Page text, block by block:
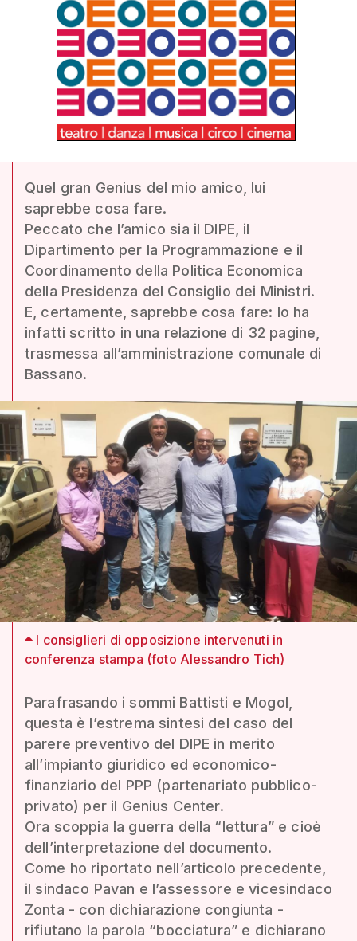
Quel gran Genius del mio amico, lui
saprebbe cosa fare.
Peccato che l’amico sia il DIPE, il
Dipartimento per la Programmazione e il
Coordinamento della Politica Economica
della Presidenza del Consiglio dei Ministri.
E, certamente, saprebbe cosa fare: lo ha
infatti scritto in una relazione di 32 pagine,
trasmessa all’amministrazione comunale di
Bassano.
I consiglieri di opposizione intervenuti in
conferenza stampa (foto Alessandro Tich)
Parafrasando i sommi Battisti e Mogol,
questa è l’estrema sintesi del caso del
parere preventivo del DIPE in merito
all’impianto giuridico ed economico-
finanziario del PPP (partenariato pubblico-
privato) per il Genius Center.
Ora scoppia la guerra della “lettura” e cioè
dell’interpretazione del documento.
Come ho riportato nell’articolo precedente,
il sindaco Pavan e l’assessore e vicesindaco
Zonta - con dichiarazione congiunta -
rifiutano la parola “bocciatura” e dichiarano